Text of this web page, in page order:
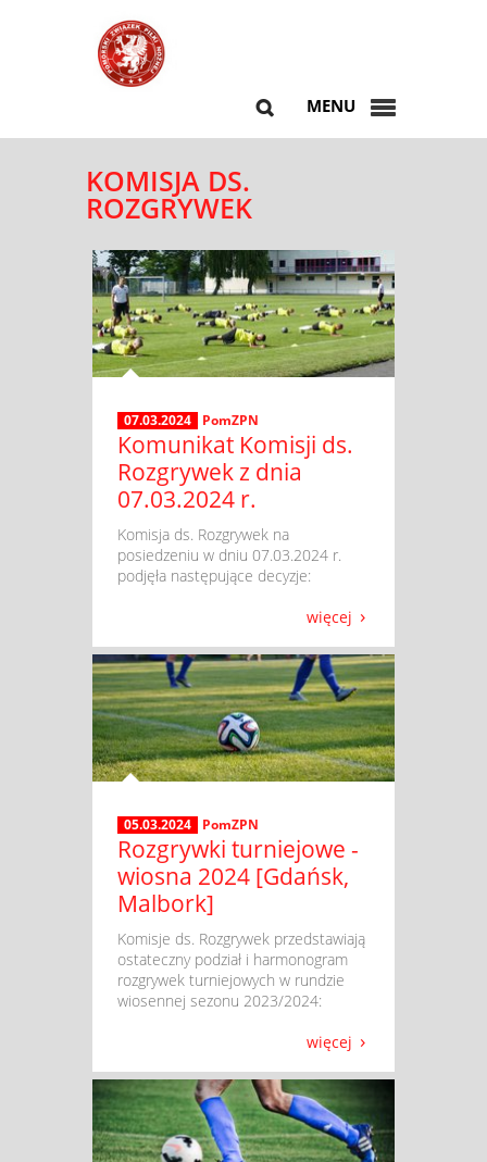
MENU
KOMISJA DS.
ROZGRYWEK
07.03.2024 PomZPN
Komunikat Komisji ds.
Rozgrywek z dnia
07.03.2024 r.
​ Komisja ds. Rozgrywek na
posiedzeniu w dniu 07.03.2024 r.
podjęła następujące decyzje:
więcej
05.03.2024 PomZPN
Rozgrywki turniejowe -
wiosna 2024 [Gdańsk,
Malbork]
​ Komisje ds. Rozgrywek przedstawiają
ostateczny podział i harmonogram
rozgrywek turniejowych w rundzie
wiosennej sezonu 2023/2024:
więcej